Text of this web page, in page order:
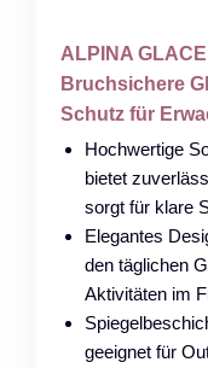
ALPINA
Bruchsichere
Schutz für
Hochwertige
bietet
sorgt für klare
Elegantes
den täglichen
Aktivitäten im
geeignet für